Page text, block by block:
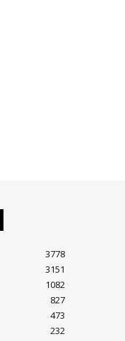
3778
3151
1082
827
473
232